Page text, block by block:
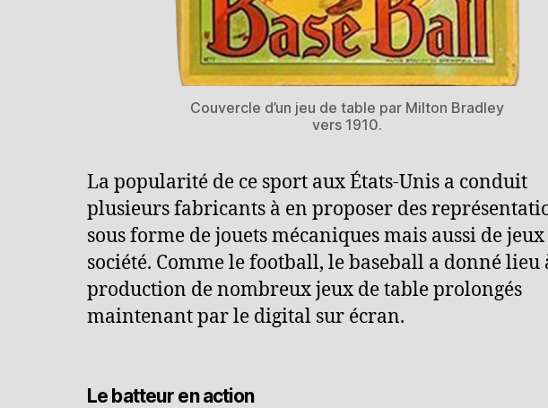
Couvercle d’un jeu de table par Milton Bradley
vers 1910.
La popularité de ce sport aux États-Unis a conduit
plusieurs fabricants à en proposer des
sous forme de jouets mécaniques mais aussi de
société. Comme le football, le baseball a donné lieu
production de nombreux jeux de table prolongés
maintenant par le digital sur écran.
Le batteur en action